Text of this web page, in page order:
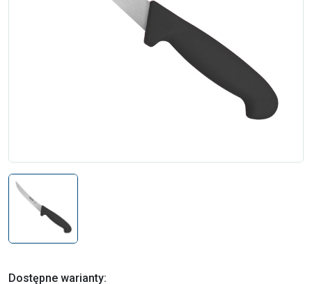
Dostępne warianty: